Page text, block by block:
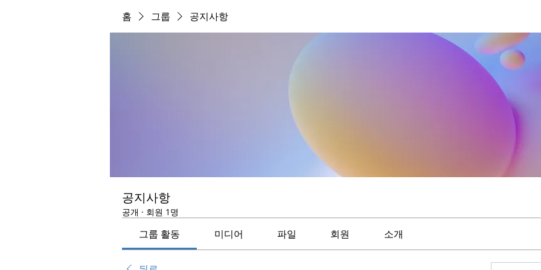
홈 그룹 공지사항
공지사항
공개 · 회원 1명
그룹 활동 미디어 파일 회원 소개